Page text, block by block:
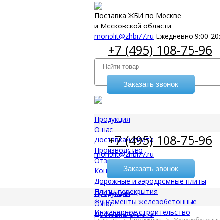
Поставка ЖБИ по Москве
и Московской области
monolit@zhbi77.ru Ежедневно 9:00-
+7 (495) 108-75-96
Заказать звонок
Продукция
О нас
Доставка/Оплата
Производство
Отзывы
Контакты
Дорожные и аэродромные плиты
Плиты перекрытия
Фундаменты железобетонные
Инженерное строительство
+7 (495) 108-75-96
monolit@zhbi77.ru
Заказать звонок
Продукция
О нас
Доставка/Оплата